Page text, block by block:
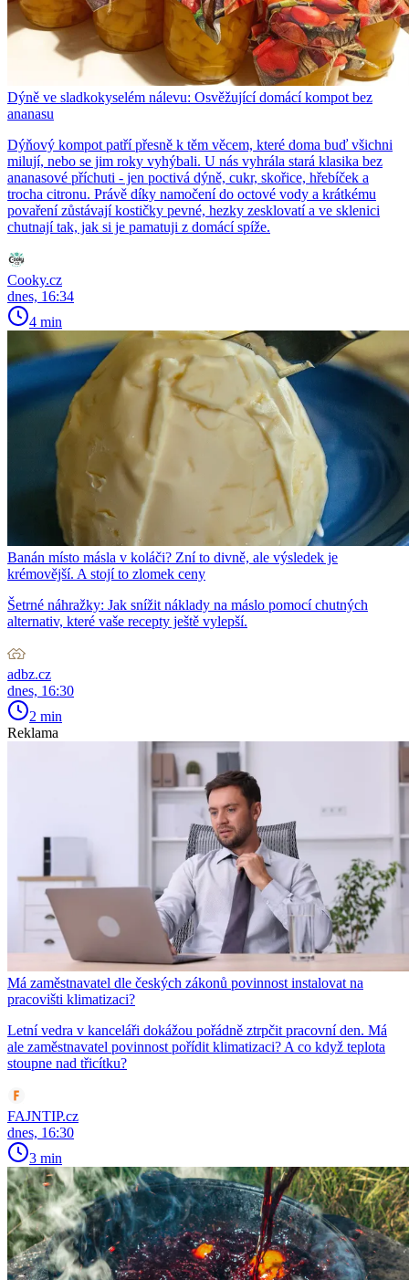
Dýně ve sladkokyselém nálevu: Osvěžující domácí kompot bez
ananasu
Dýňový kompot patří přesně k těm věcem, které doma buď všichni
milují, nebo se jim roky vyhýbali. U nás vyhrála stará klasika bez
ananasové příchuti - jen poctivá dýně, cukr, skořice, hřebíček a
trocha citronu. Právě díky namočení do octové vody a krátkému
povaření zůstávají kostičky pevné, hezky zesklovatí a ve sklenici
chutnají tak, jak si je pamatuji z domácí spíže.
Cooky.cz
dnes, 16:34
4 min
Banán místo másla v koláči? Zní to divně, ale výsledek je
krémovější. A stojí to zlomek ceny
Šetrné náhražky: Jak snížit náklady na máslo pomocí chutných
alternativ, které vaše recepty ještě vylepší.
adbz.cz
dnes, 16:30
2 min
Reklama
Má zaměstnavatel dle českých zákonů povinnost instalovat na
pracovišti klimatizaci?
Letní vedra v kanceláři dokážou pořádně ztrpčit pracovní den. Má
ale zaměstnavatel povinnost pořídit klimatizaci? A co když teplota
stoupne nad třicítku?
FAJNTIP.cz
dnes, 16:30
3 min